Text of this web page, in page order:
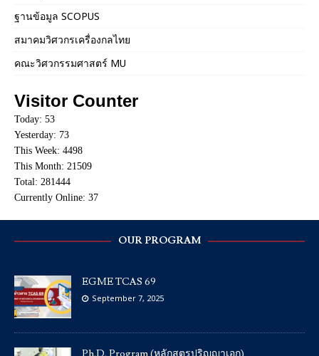
ฐานข้อมูล SCOPUS
สมาคมวิศวกรเครื่องกลไทย
คณะวิศวกรรมศาสตร์ MU
Visitor Counter
Today: 53
Yesterday: 73
This Week: 4498
This Month: 21509
Total: 281444
Currently Online: 37
OUR PROGRAM
EGME TCAS 69
September 7, 2025